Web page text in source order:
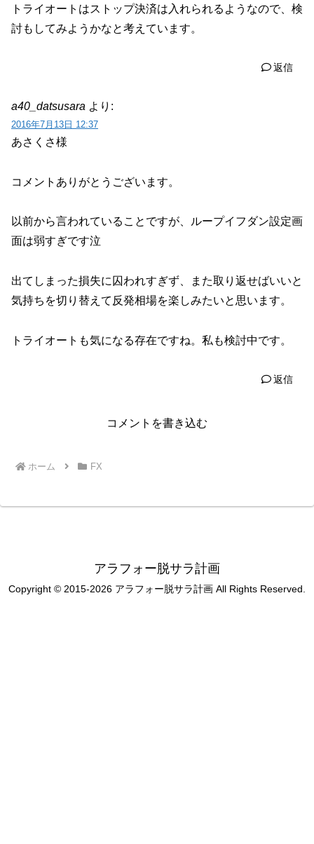
トライオートはストップ決済は入れられるようなので、検
討もしてみようかなと考えています。
返信
a40_datsusara より:
2016年7月13日 12:37
あさくさ様
コメントありがとうございます。
以前から言われていることですが、ループイフダン設定画
面は弱すぎです泣
出てしまった損失に囚われすぎず、また取り返せばいいと
気持ちを切り替えて反発相場を楽しみたいと思います。
トライオートも気になる存在ですね。私も検討中です。
返信
コメントを書き込む
ホーム FX
アラフォー脱サラ計画
Copyright © 2015-2026 アラフォー脱サラ計画 All Rights Reserved.